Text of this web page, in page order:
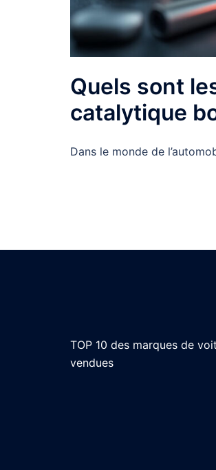
Quels sont
catalytique
Dans le monde de
TOP 10 des marques de
vendues